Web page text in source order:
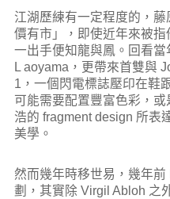
江湖歷練有一定程度的，
價有市」，即使近年來被
一出手便知龍與鳳。回看
L aoyama，更帶來首雙與
1，一個閃電標誌壓印在鞋
可能需要配置豐富色彩，
浩的 fragment design 所表
美學。
然而幾年時移世易，幾年
劃，其實除 Virgil Abloh 之